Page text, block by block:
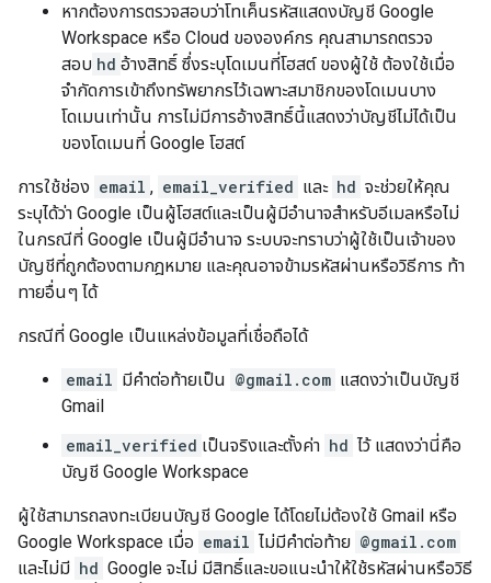
หากต้องการตรวจสอบว่าโทเค็นรหัสแสดงบัญชี Google
Workspace หรือ Cloud ขององค์กร คุณสามารถตรวจ
สอบ hd อ้างสิทธิ์ ซึ่งระบุโดเมนที่โฮสต์ ของผู้ใช้ ต้องใช้เมื่อ
จำกัดการเข้าถึงทรัพยากรไว้เฉพาะสมาชิกของโดเมนบาง
โดเมนเท่านั้น การไม่มีการอ้างสิทธิ์นี้แสดงว่าบัญชีไม่ได้เป็น
ของโดเมนที่ Google โฮสต์
การใช้ช่อง email , email_verified และ hd จะช่วยให้คุณ
ระบุได้ว่า Google เป็นผู้โฮสต์และเป็นผู้มีอำนาจสำหรับอีเมลหรือไม่
ในกรณีที่ Google เป็นผู้มีอำนาจ ระบบจะทราบว่าผู้ใช้เป็นเจ้าของ
บัญชีที่ถูกต้องตามกฎหมาย และคุณอาจข้ามรหัสผ่านหรือวิธีการ ท้า
ทายอื่นๆ ได้
กรณีที่ Google เป็นแหล่งข้อมูลที่เชื่อถือได้
email มีคำต่อท้ายเป็น @gmail.com แสดงว่าเป็นบัญชี
Gmail
email_verified เป็นจริงและตั้งค่า hd ไว้ แสดงว่านี่คือ
บัญชี Google Workspace
ผู้ใช้สามารถลงทะเบียนบัญชี Google ได้โดยไม่ต้องใช้ Gmail หรือ
Google Workspace เมื่อ email ไม่มีคำต่อท้าย @gmail.com
และไม่มี hd Google จะไม่ มีสิทธิ์และขอแนะนำให้ใช้รหัสผ่านหรือวิธี